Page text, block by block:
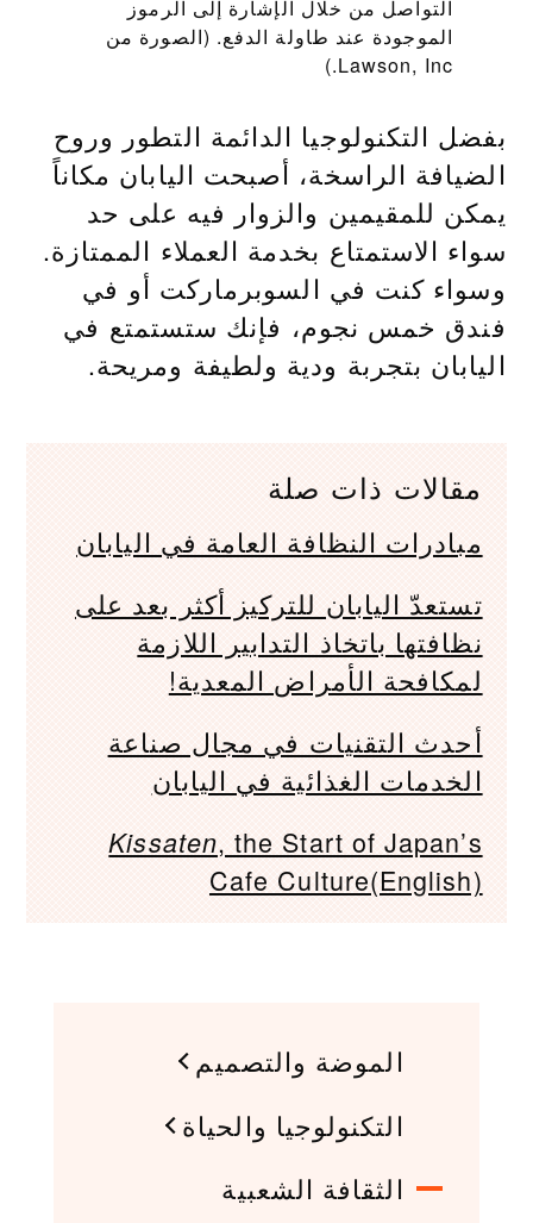
التواصل من خلال الإشارة إلى الرموز
الموجودة عند طاولة الدفع. (الصورة من
Lawson, Inc.)
بفضل التكنولوجيا الدائمة التطور وروح
الضيافة الراسخة، أصبحت اليابان مكاناً
يمكن للمقيمين والزوار فيه على حد
سواء الاستمتاع بخدمة العملاء الممتازة.
وسواء كنت في السوبرماركت أو في
فندق خمس نجوم، فإنك ستستمتع في
اليابان بتجربة ودية ولطيفة ومريحة.
مقالات ذات صلة
مبادرات النظافة العامة في اليابان
تستعدّ اليابان للتركيز أكثر بعد على
نظافتها باتخاذ التدابير اللازمة
لمكافحة الأمراض المعدية!
أحدث التقنيات في مجال صناعة
الخدمات الغذائية في اليابان
Kissaten, the Start of Japan’s
Cafe Culture(English)
الموضة والتصميم
التكنولوجيا والحياة
الثقافة الشعبية